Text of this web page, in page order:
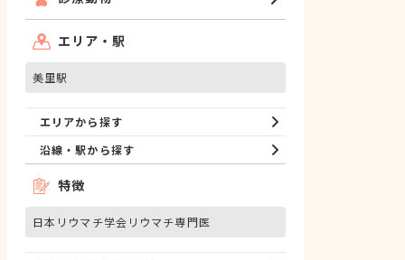
エリア・駅
美里駅
エリアから探す
沿線・駅から探す
特徴
日本リウマチ学会リウマチ専門医